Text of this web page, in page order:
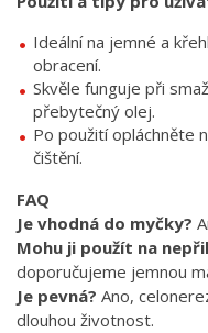
Ideální na jemné a
obracení.
Skvěle funguje při
přebytečný olej.
Po použití opláchněte
čištění.
FAQ
Je vhodná do myčky?
Mohu ji použít na
doporučujeme jemnou
Je pevná? Ano,
dlouhou životnost.